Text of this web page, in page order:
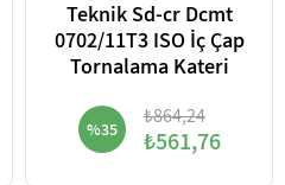
Teknik Sd-cr Dcmt
0702/11T3 ISO İç Çap
Tornalama Kateri
%35 ₺864,24
₺561,76